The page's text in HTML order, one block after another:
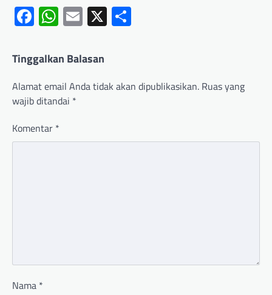
Facebook
WhatsApp
Email
X
Tinggalkan Balasan
Alamat email Anda tidak akan dipublikasikan. Ruas yang
wajib ditandai *
Komentar *
Nama *